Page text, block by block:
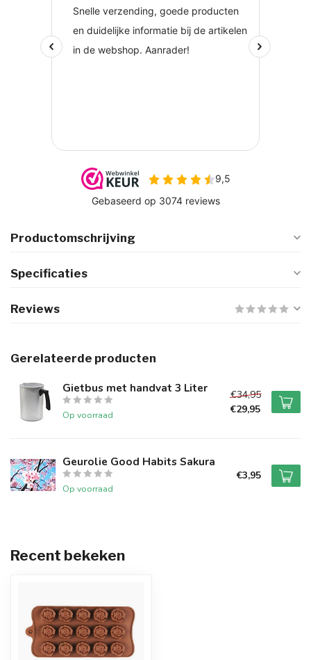
Productomschrijving
Specificaties
Reviews
Gerelateerde producten
Gietbus met handvat 3 Liter
Op voorraad
€34,95
€29,95
Geurolie Good Habits Sakura
Op voorraad
€3,95
Recent bekeken